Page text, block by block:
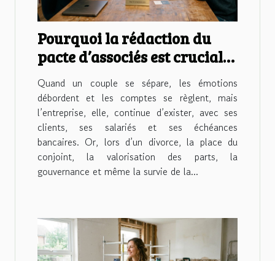
Pourquoi la rédaction du
pacte d’associés est cruciale
en cas de divorce
Quand un couple se sépare, les émotions
débordent et les comptes se règlent, mais
l’entreprise, elle, continue d’exister, avec ses
clients, ses salariés et ses échéances
bancaires. Or, lors d’un divorce, la place du
conjoint, la valorisation des parts, la
gouvernance et même la survie de la...